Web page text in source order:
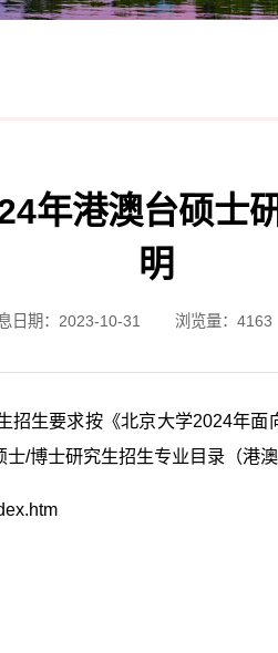
年港澳台硕士
明
日期：2023-10-31 浏览量： 4163
招生要求按《北京大学2024年
/博士研究生招生专业目录（港